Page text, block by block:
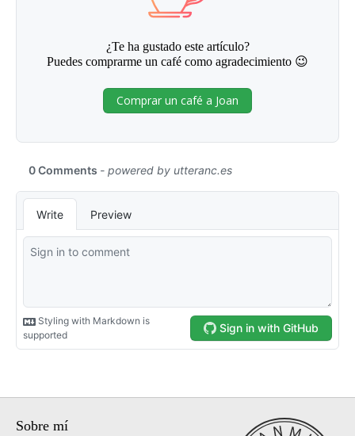
¿Te ha gustado este artículo?
Puedes comprarme un café como agradecimiento 😉
Comprar un café a Joan
Sobre mí